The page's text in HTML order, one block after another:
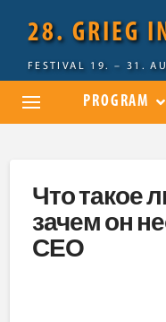
28. GRIEG
FESTIVAL 19. – 31.
PROGRAM
Что такое
зачем он
СЕО